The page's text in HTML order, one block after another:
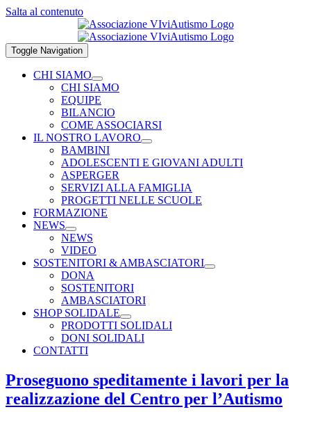
Salta al contenuto
Toggle Navigation
CHI SIAMO
CHI SIAMO
EQUIPE
BILANCIO
COME ASSOCIARSI
IL NOSTRO LAVORO
BAMBINI
ADOLESCENTI E GIOVANI ADULTI
ASPERGER
SERVIZI ALLA FAMIGLIA
PROGETTI NELLE SCUOLE
FORMAZIONE
NEWS
NEWS
VIDEO
SOSTENITORI & AMBASCIATORI
DONA
SOSTENITORI
AMBASCIATORI
SHOP SOLIDALE
PRODOTTI SOLIDALI
DONI SOLIDALI
CONTATTI
Proseguono speditamente i lavori per la
realizzazione del Centro per l’Autismo